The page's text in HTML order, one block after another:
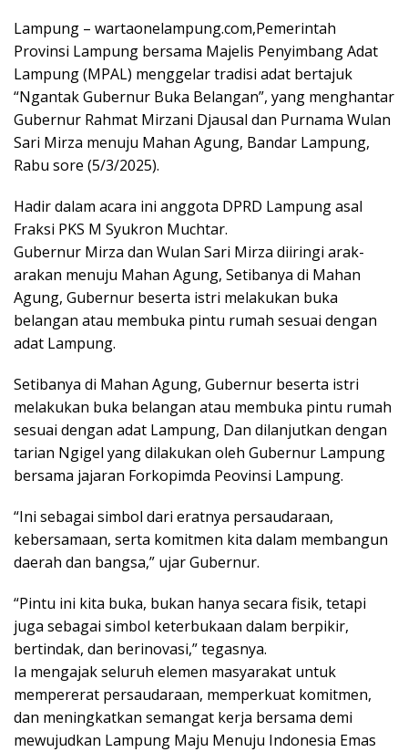
Lampung – wartaonelampung.com,Pemerintah
Provinsi Lampung bersama Majelis Penyimbang Adat
Lampung (MPAL) menggelar tradisi adat bertajuk
“Ngantak Gubernur Buka Belangan”, yang menghantar
Gubernur Rahmat Mirzani Djausal dan Purnama Wulan
Sari Mirza menuju Mahan Agung, Bandar Lampung,
Rabu sore (5/3/2025).
Hadir dalam acara ini anggota DPRD Lampung asal
Fraksi PKS M Syukron Muchtar.
Gubernur Mirza dan Wulan Sari Mirza diiringi arak-
arakan menuju Mahan Agung, Setibanya di Mahan
Agung, Gubernur beserta istri melakukan buka
belangan atau membuka pintu rumah sesuai dengan
adat Lampung.
Setibanya di Mahan Agung, Gubernur beserta istri
melakukan buka belangan atau membuka pintu rumah
sesuai dengan adat Lampung, Dan dilanjutkan dengan
tarian Ngigel yang dilakukan oleh Gubernur Lampung
bersama jajaran Forkopimda Peovinsi Lampung.
“Ini sebagai simbol dari eratnya persaudaraan,
kebersamaan, serta komitmen kita dalam membangun
daerah dan bangsa,” ujar Gubernur.
“Pintu ini kita buka, bukan hanya secara fisik, tetapi
juga sebagai simbol keterbukaan dalam berpikir,
bertindak, dan berinovasi,” tegasnya.
Ia mengajak seluruh elemen masyarakat untuk
mempererat persaudaraan, memperkuat komitmen,
dan meningkatkan semangat kerja bersama demi
mewujudkan Lampung Maju Menuju Indonesia Emas